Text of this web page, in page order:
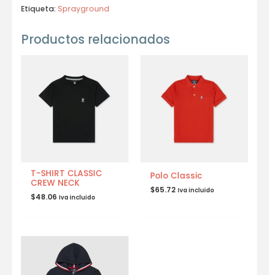
Etiqueta: Sprayground
Productos relacionados
T-SHIRT CLASSIC
CREW NECK
$48.06 Iva incluido
Polo Classic
$65.72 Iva incluido